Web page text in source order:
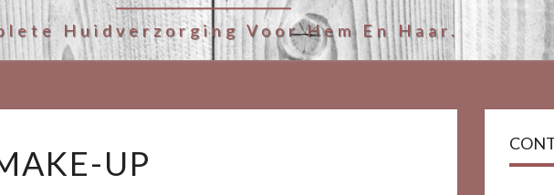
Huidverzorging Voor Hem En Haar.
UP UP